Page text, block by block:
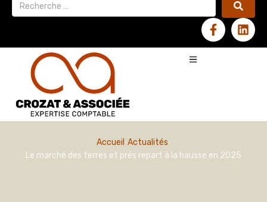
Accueil Actualités
Le marché des terres et prés repart à la hausse en 2025